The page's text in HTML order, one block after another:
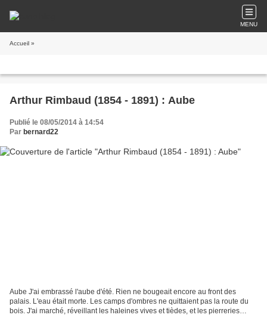
MENU
Accueil »
Arthur Rimbaud (1854 - 1891) : Aube
Publié le 08/05/2014 à 14:54
Par bernard22
Aube J'ai embrassé l'aube d'été. Rien ne bougeait encore au front des
palais. L'eau était morte. Les camps d'ombres ne quittaient pas la route du
bois. J'ai marché, réveillant les haleines vives et tièdes, et les pierreries